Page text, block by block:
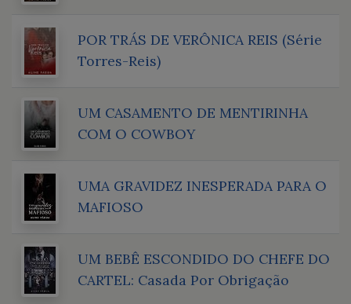
POR TRÁS DE VERÔNICA REIS (Série
Torres-Reis)
UM CASAMENTO DE MENTIRINHA
COM O COWBOY
UMA GRAVIDEZ INESPERADA PARA O
MAFIOSO
UM BEBÊ ESCONDIDO DO CHEFE DO
CARTEL: Casada Por Obrigação